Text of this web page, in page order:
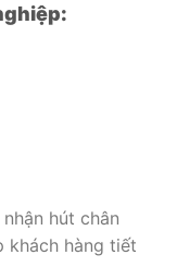
hút chân
khách hàng tiết